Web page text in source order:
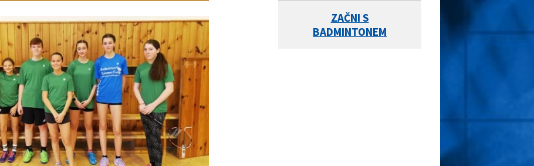
ZAČNI S
BADMINTONEM